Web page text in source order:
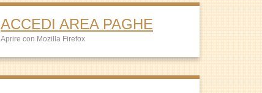
ACCEDI AREA PAGHE
Aprire con Mozilla Firefox